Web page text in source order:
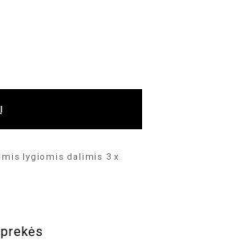
lygiomis dalimis 3 x